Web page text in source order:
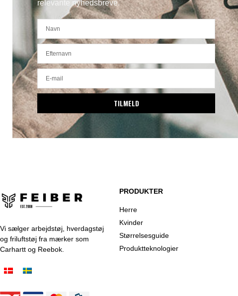
relevante nyhedsbreve.
TILMELD
Vi sælger arbejdstøj, hverdagstøj
og friluftstøj fra mærker som
Carhartt og Reebok.
PRODUKTER
Herre
Kvinder
Størrelsesguide
Produktteknologier